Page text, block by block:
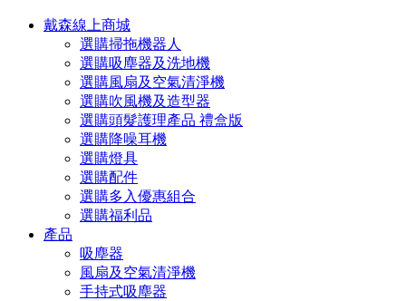
戴森線上商城
選購掃拖機器人
選購吸塵器及洗地機
選購風扇及空氣清淨機
選購吹風機及造型器
選購頭髮護理產品 禮盒版
選購降噪耳機
選購燈具
選購配件
選購多入優惠組合
選購福利品
產品
吸塵器
風扇及空氣清淨機
手持式吸塵器